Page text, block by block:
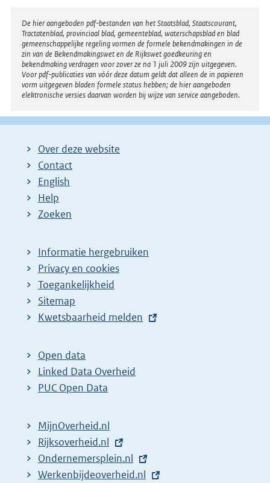
Disclaimer
De hier aangeboden pdf-bestanden van het Staatsblad, Staatscourant,
Tractatenblad, provinciaal blad, gemeenteblad, waterschapsblad en blad
gemeenschappelijke regeling vormen de formele bekendmakingen in de
zin van de Bekendmakingswet en de Rijkswet goedkeuring en
bekendmaking verdragen voor zover ze na 1 juli 2009 zijn uitgegeven.
Voor pdf-publicaties van vóór deze datum geldt dat alleen de in papieren
vorm uitgegeven bladen formele status hebben; de hier aangeboden
elektronische versies daarvan worden bij wijze van service aangeboden.
Over deze website
Contact
English
Help
Zoeken
Informatie hergebruiken
Privacy en cookies
Toegankelijkheid
Sitemap
E
t
e
r
l
i
n
k
Kwetsbaarheid melden
Open data
Linked Data Overheid
PUC Open Data
MijnOverheid.nl
E
x
t
Rijksoverheid.nl
E
x
Ondernemersplein.nl
E
Werkenbijdeoverheid.nl